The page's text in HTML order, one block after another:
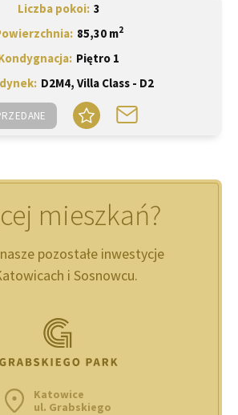
Liczba pokoi 3
85,30 m2
Piętro 1
D2M4, Villa Class - D2
mieszkań?
pozostałe inwestycje
i Sosnowcu.
Katowice
ul. Grabskiego